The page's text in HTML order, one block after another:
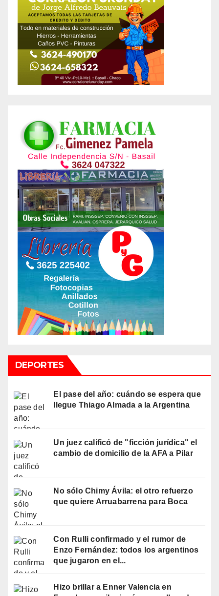
DEPORTES
El pase del año: cuándo se espera que
llegue Thiago Almada a la Argentina
Un juez calificó de "ficción jurídica" el
cambio de domicilio de la AFA a Pilar
No sólo Chimy Ávila: el otro refuerzo
que quiere Arruabarrena para Boca
Con Rulli confirmado y el rumor de
Enzo Fernández: todos los argentinos
que jugaron en el...
Hizo brillar a Enner Valencia en